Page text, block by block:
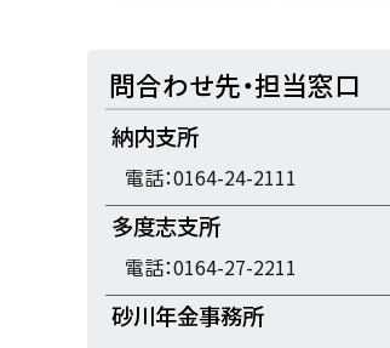
ト
ッ
プ
戻
問合わせ先・担当窓口
納内支所
電話：0164-24-2111
多度志支所
電話：0164-27-2211
砂川年金事務所